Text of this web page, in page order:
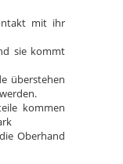
mit ihr
sie kommt
überstehen
kommen
Oberhand